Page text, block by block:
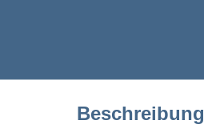
Beschreibung